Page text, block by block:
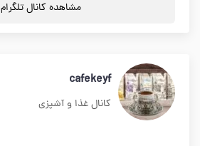
مشاهده کانال تلگرام
cafekeyf
کانال غذا و آشپزی